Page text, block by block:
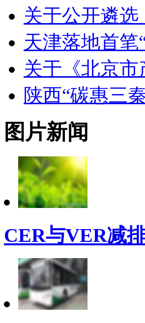
关于公开遴
天津落地首笔
关于《北京
陕西“碳惠三
图片新闻
CER与VER减